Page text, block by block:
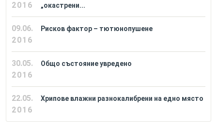
2016
„окастрени...
09.06.
2016
Рисков фактор – тютюнопушене
30.05.
2016
Общо състояние увредено
22.05.
2016
Хрипове влажни разнокалибрени на едно място